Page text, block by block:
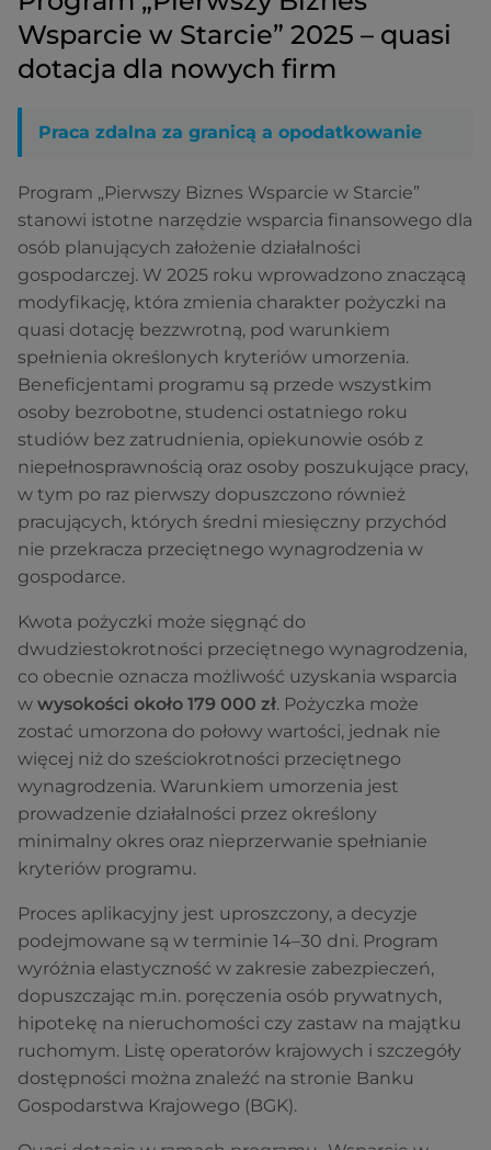
Wsparcie w Starcie” 2025 – quasi
dotacja dla nowych firm
Praca zdalna za granicą a opodatkowanie
Program „Pierwszy Biznes Wsparcie w Starcie”
stanowi istotne narzędzie wsparcia finansowego dla
osób planujących założenie działalności
gospodarczej. W 2025 roku wprowadzono znaczącą
modyfikację, która zmienia charakter pożyczki na
quasi dotację bezzwrotną, pod warunkiem
spełnienia określonych kryteriów umorzenia.
Beneficjentami programu są przede wszystkim
osoby bezrobotne, studenci ostatniego roku
studiów bez zatrudnienia, opiekunowie osób z
niepełnosprawnością oraz osoby poszukujące pracy,
w tym po raz pierwszy dopuszczono również
pracujących, których średni miesięczny przychód
nie przekracza przeciętnego wynagrodzenia w
gospodarce.
Kwota pożyczki może sięgnąć do
dwudziestokrotności przeciętnego wynagrodzenia,
co obecnie oznacza możliwość uzyskania wsparcia
w wysokości około 179 000 zł. Pożyczka może
zostać umorzona do połowy wartości, jednak nie
więcej niż do sześciokrotności przeciętnego
wynagrodzenia. Warunkiem umorzenia jest
prowadzenie działalności przez określony
minimalny okres oraz nieprzerwanie spełnianie
kryteriów programu.
Proces aplikacyjny jest uproszczony, a decyzje
podejmowane są w terminie 14–30 dni. Program
wyróżnia elastyczność w zakresie zabezpieczeń,
dopuszczając m.in. poręczenia osób prywatnych,
hipotekę na nieruchomości czy zastaw na majątku
ruchomym. Listę operatorów krajowych i szczegóły
dostępności można znaleźć na stronie Banku
Gospodarstwa Krajowego (BGK).